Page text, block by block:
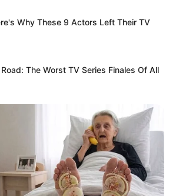
ARTIKEL LAINNYA
Why These 9 Actors Left Their TV
The Worst TV Series Finales Of All